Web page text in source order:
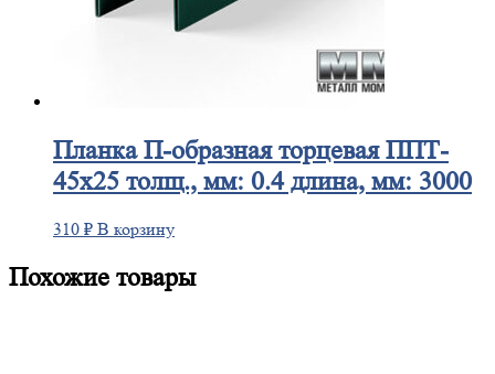
ПланкаП-образная торцевая ППТ-
45х25 толщ., мм: 0.4 длина, мм: 3000
310 ₽ В корзину
Похожие товары